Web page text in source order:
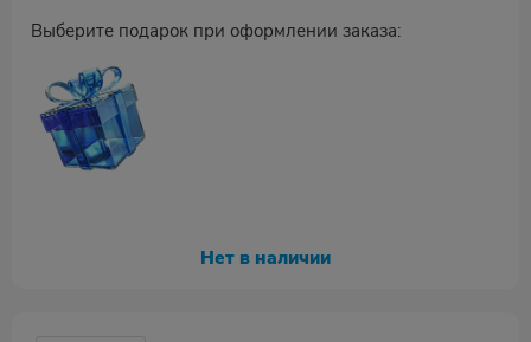
Выберите подарок при оформлении заказа:
Нет в наличии